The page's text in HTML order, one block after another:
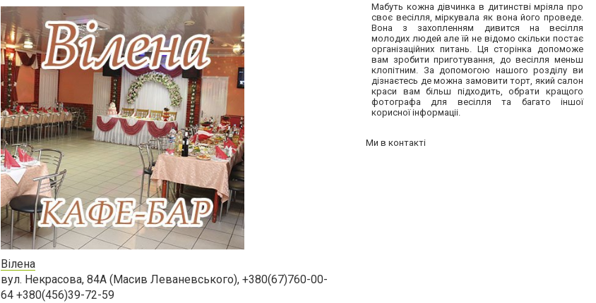
Вілена
вул. Некрасова, 84А (Масив Леваневського), +380(67)760-00-
64 +380(456)39-72-59
Мабуть кожна дівчинка в дитинстві мріяла про
своє весілля, міркувала як вона його проведе.
Вона з захопленням дивится на весілля
молодих людей але їй не відомо скільки постає
організаційних питань. Ця сторінка допоможе
вам зробити приготування, до весілля меньш
клопітним. За допомогою нашого розділу ви
дізнаєтесь де можна замовити торт, який салон
краси вам більш підходить, обрати кращого
фотографа для весілля та багато іншої
корисної інформаціі.
Ми в контакті